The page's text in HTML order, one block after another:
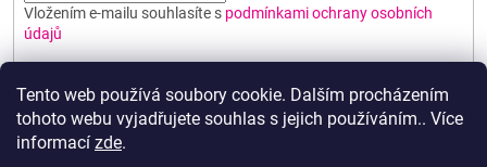
Tento web používá soubory cookie. Dalším procházením
tohoto webu vyjadřujete souhlas s jejich používáním.. Více
informací zde.
Vložením e-mailu souhlasíte s podmínkami ochrany osobních
údajů
PŘIHLÁSIT SE